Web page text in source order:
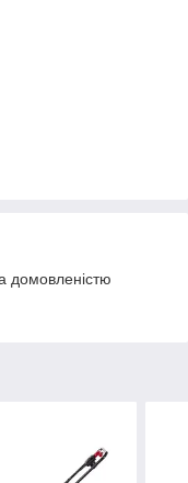
домовленістю